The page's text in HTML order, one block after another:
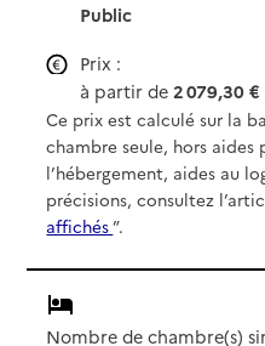
Public
Prix :
à partir de2 079,30
Ce prix est calculé sur la
chambre seule, hors aides
l’hébergement, aides au
précisions, consultez
affichés”.
Nombre de chambre(s)